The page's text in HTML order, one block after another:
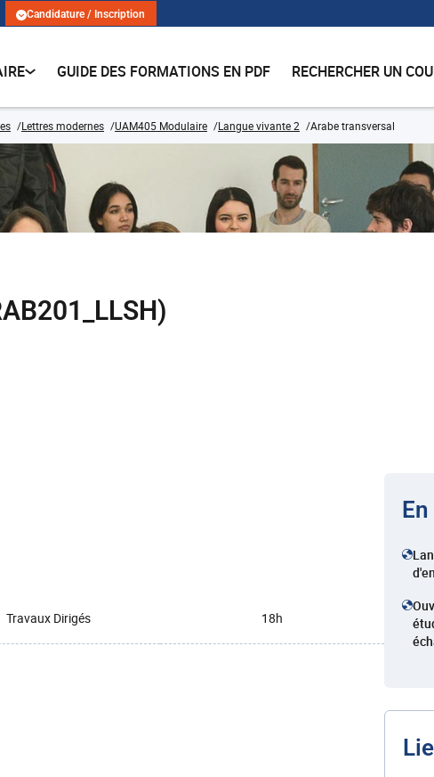
Candidature / Inscription
GUIDE DES FORMATIONS EN PDF RECHERCHER UN
Lettres modernes UAM405 Modulaire Langue vivante 2 Arabe transversal
Travaux Dirigés 18h